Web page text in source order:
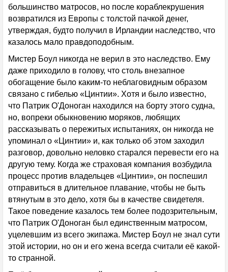
большинство матросов, но после кораблекрушения
возвратился из Европы с толстой пачкой денег,
утверждая, будто получил в Ирландии наследство, что
казалось мало правдоподобным.
Мистер Боул никогда не верил в это наследство. Ему
даже приходило в голову, что столь внезапное
обогащение было каким-то неблаговидным образом
связано с гибелью «Цинтии». Хотя и было известно,
что Патрик О'Доноган находился на борту этого судна,
но, вопреки обыкновению моряков, любящих
рассказывать о пережитых испытаниях, он никогда не
упоминал о «Цинтии» и, как только об этом заходил
разговор, довольно неловко старался перевести его на
другую тему. Когда же страховая компания возбудила
процесс против владельцев «Цинтии», он поспешил
отправиться в длительное плавание, чтобы не быть
втянутым в это дело, хотя бы в качестве свидетеля.
Такое поведение казалось тем более подозрительным,
что Патрик О'Доноган был единственным матросом,
уцелевшим из всего экипажа. Мистер Боул не знал сути
этой истории, но он и его жена всегда считали её какой-
то странной.